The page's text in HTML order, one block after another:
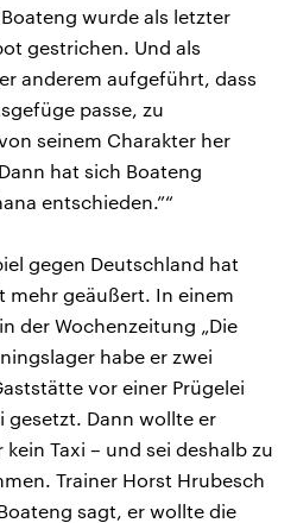
wurde als letzter
gestrichen. Und als
anderem aufgeführt, dass
passe, zu
seinem Charakter her
hat sich Boateng
entschieden.”“
gegen Deutschland hat
mehr geäußert. In einem
der Wochenzeitung „Die
habe er zwei
vor einer Prügelei
gesetzt. Dann wollte er
Taxi – und sei deshalb zu
Trainer Horst Hrubesch
sagt, er wollte die